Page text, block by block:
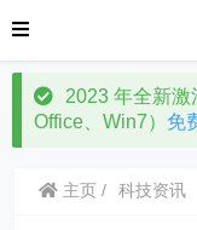
2023 年全新激
Office、Win7） 免
主页 科技资讯